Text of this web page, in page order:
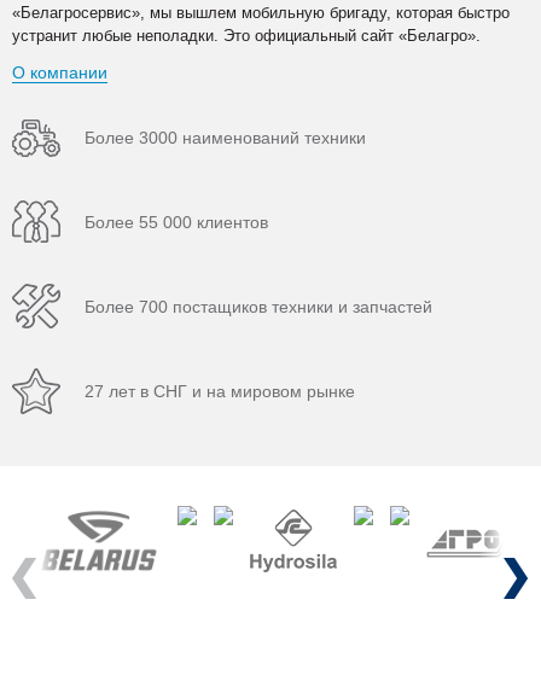
«Белагросервис», мы вышлем мобильную бригаду, которая быстро
устранит любые неполадки. Это официальный сайт «Белагро».
О компании
Более 3000 наименований техники
Более 55 000 клиентов
Более 700 постащиков техники и запчастей
27 лет в СНГ и на мировом рынке
Previous Next